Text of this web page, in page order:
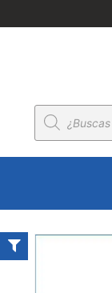
Búsqueda
de
productos